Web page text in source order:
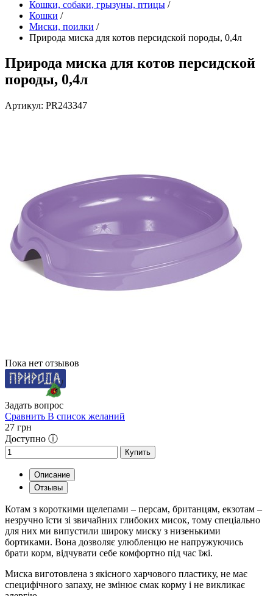
Кошки, собаки, грызуны, птицы /
Кошки /
Миски, поилки /
Природа миска для котов персидской породы, 0,4л
Природа миска для котов персидской
породы, 0,4л
Артикул: PR243347
Пока нет отзывов
Задать вопрос
Сравнить В список желаний
27 грн
Доступно ⓘ
Купить
Описание
Отзывы
Котам з короткими щелепами – персам, британцям, екзотам –
незручно їсти зі звичайних глибоких мисок, тому спеціально
для них ми випустили широку миску з низенькими
бортиками. Вона дозволяє улюбленцю не напружуючись
брати корм, відчувати себе комфортно під час їжі.
Миска виготовлена з якісного харчового пластику, не має
специфічного запаху, не змінює смак корму і не викликає